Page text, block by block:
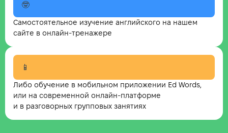
🤓
Самостоятельное изучение английского на нашем
сайте в онлайн-тренажере
📱
Либо обучение в мобильном приложении Ed Words,
или на современной онлайн-платформе
и в разговорных групповых занятиях